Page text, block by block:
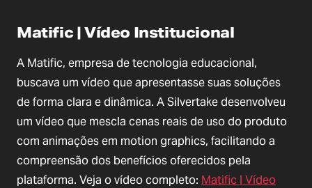
Matific | Vídeo Institucional
A Matific, empresa de tecnologia educacional,
buscava um vídeo que apresentasse suas soluções
de forma clara e dinâmica. A Silvertake desenvolveu
um vídeo que mescla cenas reais de uso do produto
com animações em motion graphics, facilitando a
compreensão dos benefícios oferecidos pela
plataforma. Veja o vídeo completo: Matific | Vídeo